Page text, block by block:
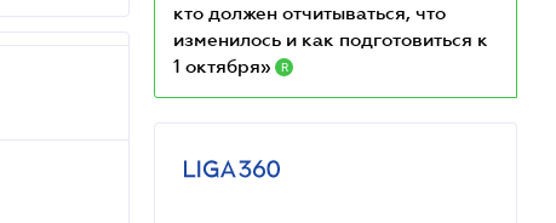
кто должен отчитываться, что
изменилось и как подготовиться к
1 октября»
R